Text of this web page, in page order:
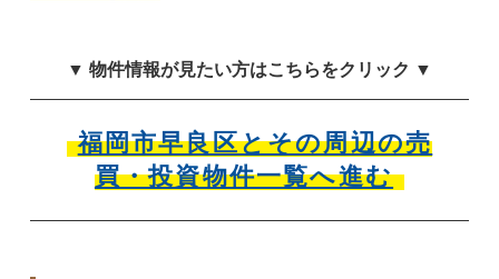
▼ 物件情報が見たい方はこちらをクリック ▼
福岡市早良区とその周辺の売
買・投資物件一覧へ進む